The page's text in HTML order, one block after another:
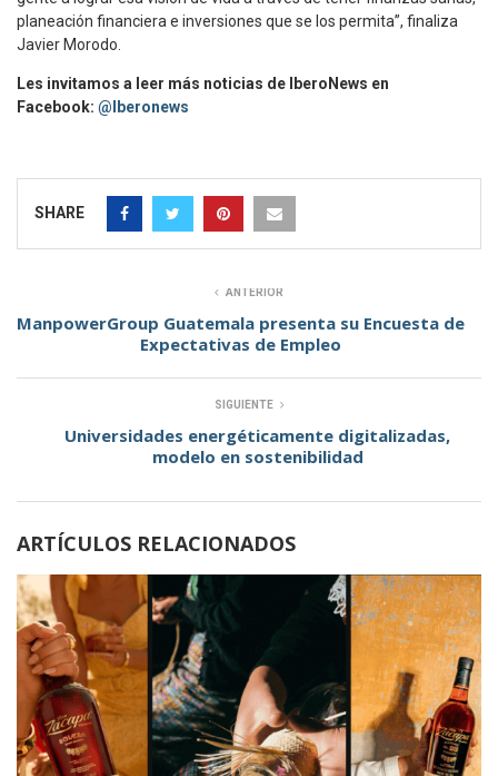
planeación financiera e inversiones que se los permita”, finaliza
Javier Morodo.
Les invitamos a leer más noticias de IberoNews en
Facebook: @Iberonews
SHARE
ANTERIOR
ManpowerGroup Guatemala presenta su Encuesta de
Expectativas de Empleo
SIGUIENTE
Universidades energéticamente digitalizadas,
modelo en sostenibilidad
ARTÍCULOS RELACIONADOS